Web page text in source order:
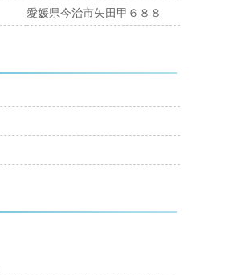
愛媛県今治市矢田甲６８８